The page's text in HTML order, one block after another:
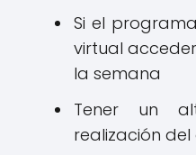
Si el
virtual
la semana
Tener un
realización del